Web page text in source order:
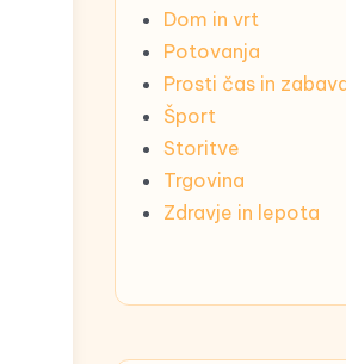
Dom in vrt
Potovanja
Prosti čas in
Šport
Storitve
Trgovina
Zdravje in lepota